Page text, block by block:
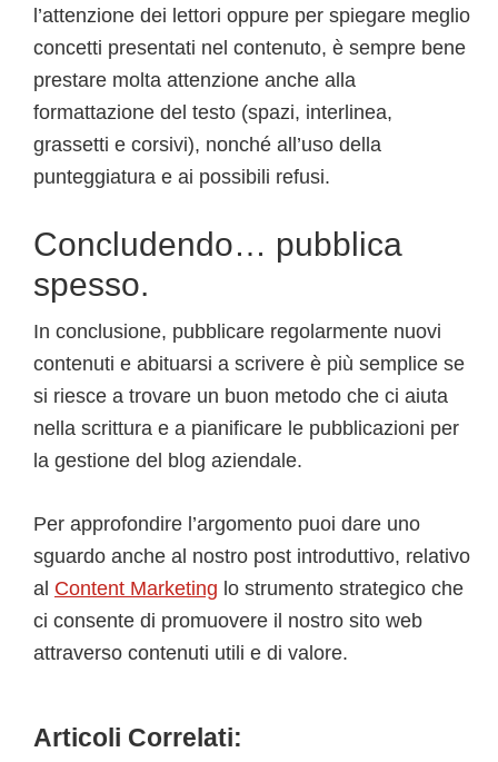
l’attenzione dei lettori oppure per spiegare meglio
concetti presentati nel contenuto, è sempre bene
prestare molta attenzione anche alla
formattazione del testo (spazi, interlinea,
grassetti e corsivi), nonché all’uso della
punteggiatura e ai possibili refusi.
Concludendo… pubblica
spesso.
In conclusione, pubblicare regolarmente nuovi
contenuti e abituarsi a scrivere è più semplice se
si riesce a trovare un buon metodo che ci aiuta
nella scrittura e a pianificare le pubblicazioni per
la gestione del blog aziendale.
Per approfondire l’argomento puoi dare uno
sguardo anche al nostro post introduttivo, relativo
al Content Marketing lo strumento strategico che
ci consente di promuovere il nostro sito web
attraverso contenuti utili e di valore.
Articoli Correlati: